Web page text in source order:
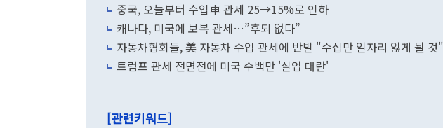
중국, 오늘부터 수입車 관세 25→15%로 인하
캐나다, 미국에 보복 관세…”후퇴 없다”
자동차협회들, 美 자동차 수입 관세에 반발 "수십만 일자리 잃게 될 것"
트럼프 관세 전면전에 미국 수백만 '실업 대란'
[관련키워드]